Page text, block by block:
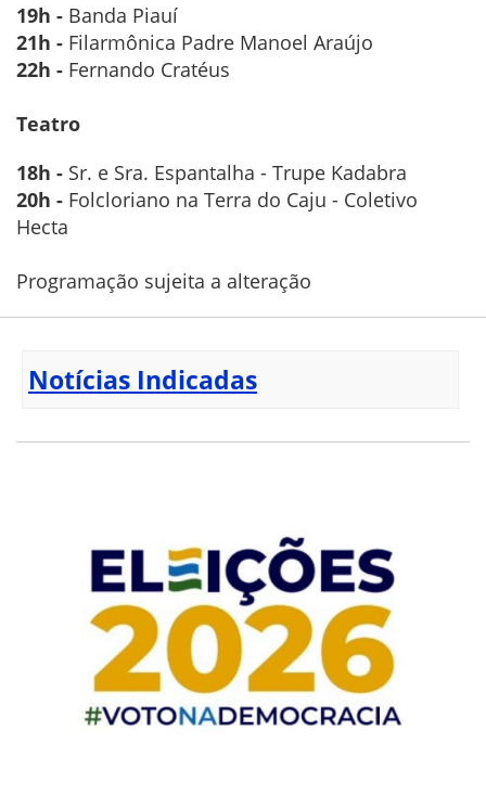
19h - Banda Piauí
21h - Filarmônica Padre Manoel Araújo
22h - Fernando Cratéus
Teatro
18h - Sr. e Sra. Espantalha - Trupe Kadabra
20h - Folcloriano na Terra do Caju - Coletivo
Hecta
Programação sujeita a alteração
Notícias Indicadas